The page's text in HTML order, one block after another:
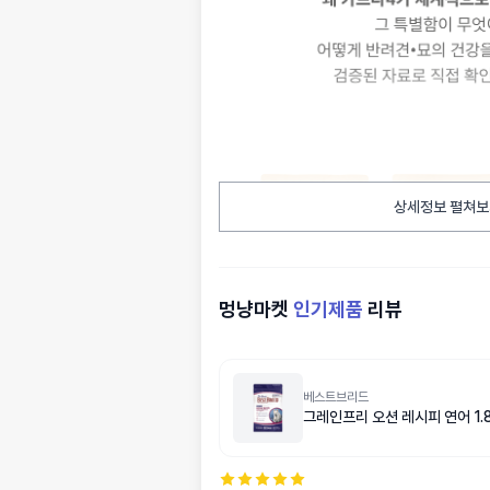
상세정보 펼쳐
멍냥마켓 인기제품 리뷰
베스트브리드
그레인프리 오션 레시피 연어